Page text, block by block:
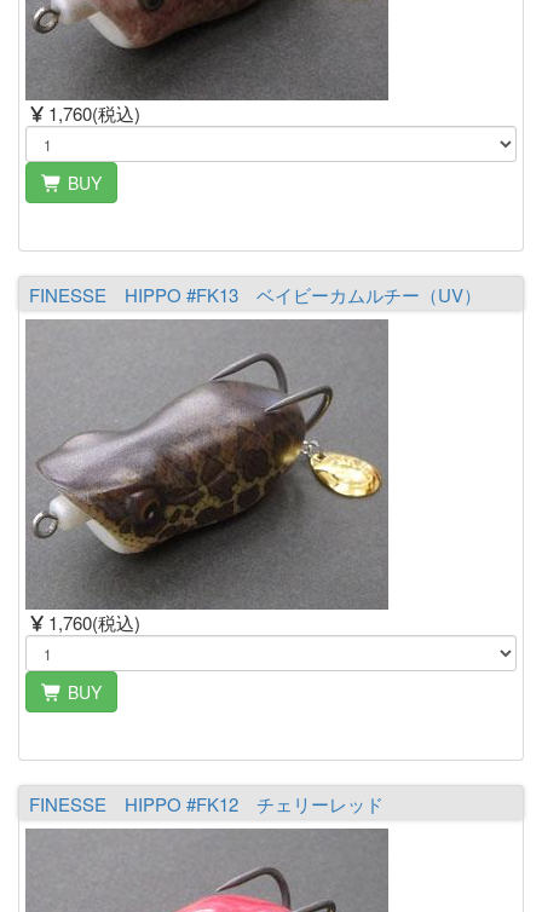
1,760(税込)
BUY
FINESSE HIPPO #FK13 ベイビーカムルチー（UV）
1,760(税込)
BUY
FINESSE HIPPO #FK12 チェリーレッド